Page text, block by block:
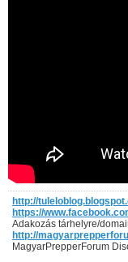
http://
https://
Adakozás tárhelyre/
http://
MagyarPrepperForum